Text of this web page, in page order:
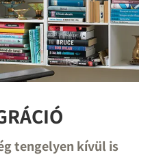
tengelyen kívül is